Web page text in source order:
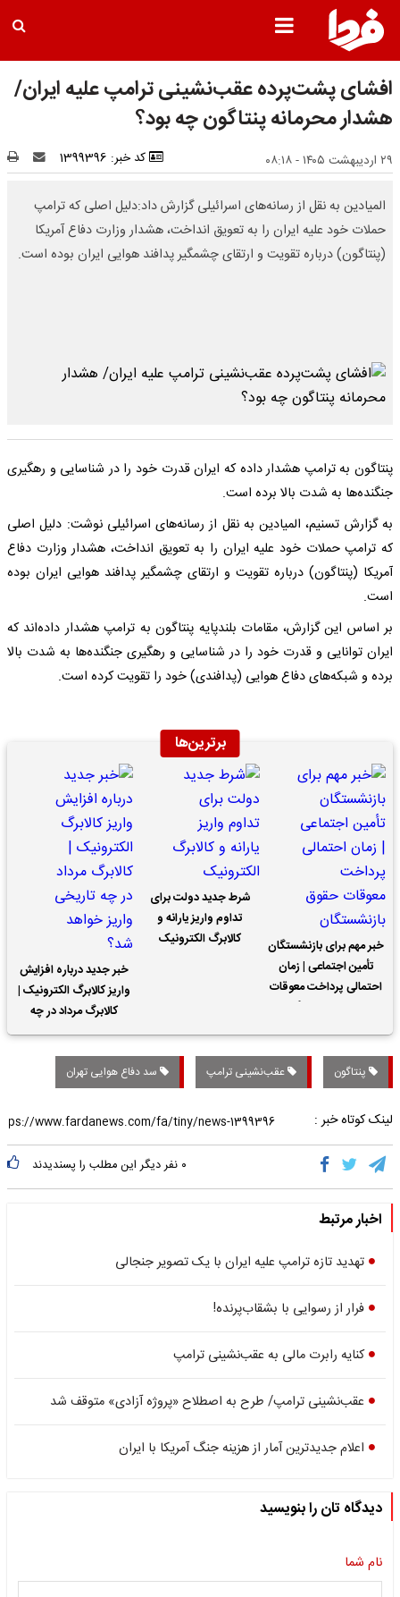
افشای پشت‌پرده عقب‌نشینی ترامپ علیه ایران/
هشدار محرمانه پنتاگون چه بود؟
۲۹ اردیبهشت ۱۴۰۵ - ۰۸:۱۸ کد خبر: 1399396
المیادین به نقل از رسانه‌های اسرائیلی گزارش داد:دلیل اصلی که ترامپ
حملات خود علیه ایران را به تعویق انداخت، هشدار وزارت دفاع آمریکا
(پنتاگون) درباره تقویت و ارتقای چشمگیر پدافند هوایی ایران بوده است.
پنتاگون به ترامپ هشدار داده‌ که ایران قدرت خود را در شناسایی و رهگیری
جنگنده‌ها به شدت بالا برده است.
به گزارش تسنیم، المیادین به نقل از رسانه‌های اسرائیلی نوشت: دلیل اصلی
که ترامپ حملات خود علیه ایران را به تعویق انداخت، هشدار وزارت دفاع
آمریکا (پنتاگون) درباره تقویت و ارتقای چشمگیر پدافند هوایی ایران بوده
است.
بر اساس این گزارش، مقامات بلندپایه پنتاگون به ترامپ هشدار داده‌اند که
ایران توانایی و قدرت خود را در شناسایی و رهگیری جنگنده‌ها به شدت بالا
برده و شبکه‌های دفاع هوایی (پدافندی) خود را تقویت کرده است.
برترین‌ها
خبر مهم برای بازنشستگان
تأمین اجتماعی | زمان
احتمالی پرداخت معوقات
شرط جدید دولت برای
تداوم واریز یارانه و
کالابرگ الکترونیک
خبر جدید درباره افزایش
واریز کالابرگ الکترونیک |
کالابرگ مرداد در چه
تاریخی واریز خواهد شد؟
پنتاگون عقب‌نشینی ترامپ سد دفاع هوایی تهران
لینک کوتاه خبر :
۰ نفر دیگر این مطلب را پسندیدند
اخبار مرتبط
تهدید تازه ترامپ علیه ایران با یک تصویر جنجالی
فرار از رسوایی با بشقاب‌پرنده!
کنایه رابرت مالی به عقب‌نشینی ترامپ
عقب‌نشینی ترامپ/ طرح به اصطلاح «پروژه آزادی» متوقف شد
اعلام جدیدترین آمار از هزینه جنگ آمریکا با ایران
دیدگاه تان را بنویسید
نام شما